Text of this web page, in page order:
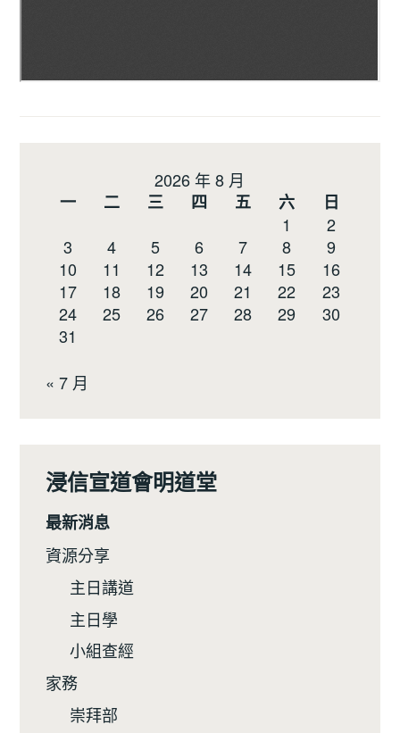
2026 年 8 月
一
二 三 四 五 六
日
1
2
3
4 5 6 7 8
9
10
11 12 13 14 15
16
17
18 19 20 21 22
23
24
25 26 27 28 29
30
31
« 7 月
浸信宣道會明道堂
最新消息
資源分享
主日講道
主日學
小組查經
家務
崇拜部